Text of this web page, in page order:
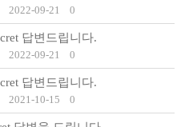
2022-09-21 0
답변드립니다.
2022-09-21 0
답변드립니다.
2021-10-15 0